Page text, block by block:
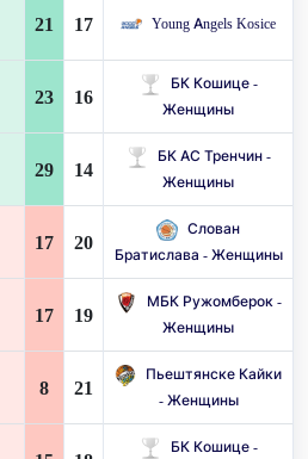
21 17 Young Angels Kosice
23 16
БК Кошице -
Женщины
29 14
БК АС Тренчин -
Женщины
17 20
Слован
Братислава - Женщины
17 19
МБК Ружомберок -
Женщины
8 21
Пьештянске Кайки
- Женщины
БК Кошице -